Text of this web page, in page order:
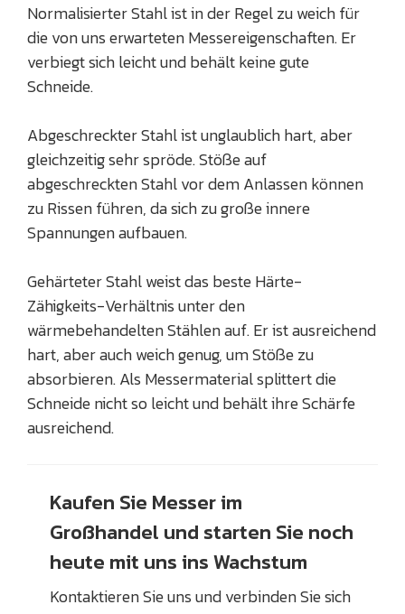
Normalisierter Stahl ist in der Regel zu weich für
die von uns erwarteten Messereigenschaften. Er
verbiegt sich leicht und behält keine gute
Schneide.
Abgeschreckter Stahl ist unglaublich hart, aber
gleichzeitig sehr spröde. Stöße auf
abgeschreckten Stahl vor dem Anlassen können
zu Rissen führen, da sich zu große innere
Spannungen aufbauen.
Gehärteter Stahl weist das beste Härte-
Zähigkeits-Verhältnis unter den
wärmebehandelten Stählen auf. Er ist ausreichend
hart, aber auch weich genug, um Stöße zu
absorbieren. Als Messermaterial splittert die
Schneide nicht so leicht und behält ihre Schärfe
ausreichend.
Kaufen Sie Messer im
Großhandel und starten Sie noch
heute mit uns ins Wachstum
Kontaktieren Sie uns und verbinden Sie sich